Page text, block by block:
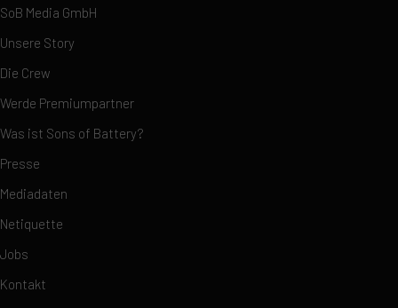
SoB Media GmbH
Unsere Story
Die Crew
Werde Premiumpartner
Was ist Sons of Battery?
Presse
Mediadaten
Netiquette
Jobs
Kontakt